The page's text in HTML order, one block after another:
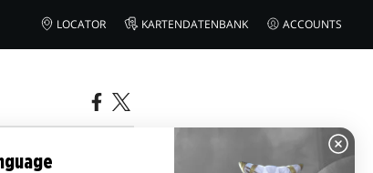
LOCATOR KARTENDATENBANK ACCOUNTS